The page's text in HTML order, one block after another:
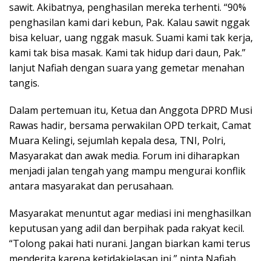
sawit. Akibatnya, penghasilan mereka terhenti. “90%
penghasilan kami dari kebun, Pak. Kalau sawit nggak
bisa keluar, uang nggak masuk. Suami kami tak kerja,
kami tak bisa masak. Kami tak hidup dari daun, Pak.”
lanjut Nafiah dengan suara yang gemetar menahan
tangis.
Dalam pertemuan itu, Ketua dan Anggota DPRD Musi
Rawas hadir, bersama perwakilan OPD terkait, Camat
Muara Kelingi, sejumlah kepala desa, TNI, Polri,
Masyarakat dan awak media. Forum ini diharapkan
menjadi jalan tengah yang mampu mengurai konflik
antara masyarakat dan perusahaan.
Masyarakat menuntut agar mediasi ini menghasilkan
keputusan yang adil dan berpihak pada rakyat kecil.
“Tolong pakai hati nurani. Jangan biarkan kami terus